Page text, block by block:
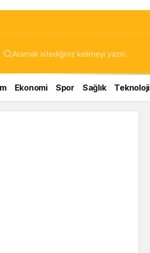
Ekonomi Spor Sağlık Teknoloji